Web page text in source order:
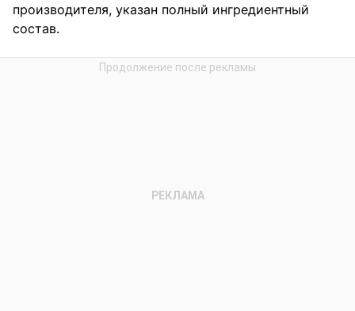
производителя, указан полный ингредиентный
состав.